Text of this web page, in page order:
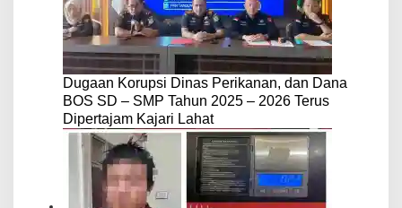
Dugaan Korupsi Dinas Perikanan, dan Dana
BOS SD – SMP Tahun 2025 – 2026 Terus
Dipertajam Kajari Lahat